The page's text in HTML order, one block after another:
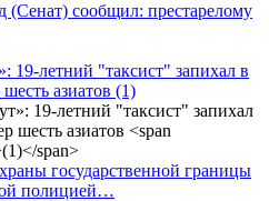
(Сенат) сообщил: престарелому
19-летний "таксист" запихал в
азиатов (1)
государственной границы
полицией…